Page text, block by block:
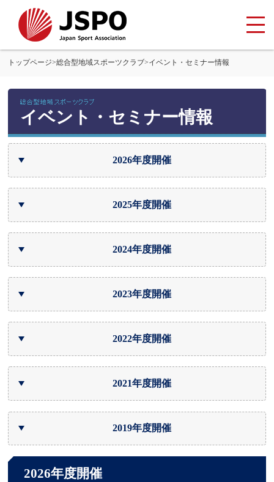
トップページ>総合型地域スポーツクラブ>イベント・セミナー情報
イベント・セミナー情報
2026年度開催
2025年度開催
2024年度開催
2023年度開催
2022年度開催
2021年度開催
2019年度開催
2026年度開催